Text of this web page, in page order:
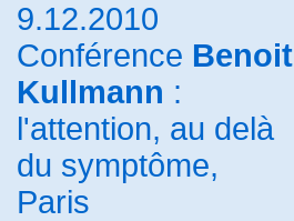
9.12.2010
Conférence Benoit
Kullmann :
l'attention, au delà
du symptôme,
Paris